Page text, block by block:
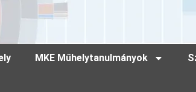
MKE Műhelytanulmányok